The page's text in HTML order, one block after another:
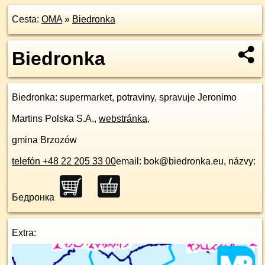
Cesta: OMA» Biedronka
Biedronka
Biedronka: supermarket, potraviny, spravuje Jeronimo
Martins Polska S.A., webstránka,
gmina Brzozów
telefón +48 22 205 33 00email: bok@biedronka.eu, názvy:
Бедронка
Extra: